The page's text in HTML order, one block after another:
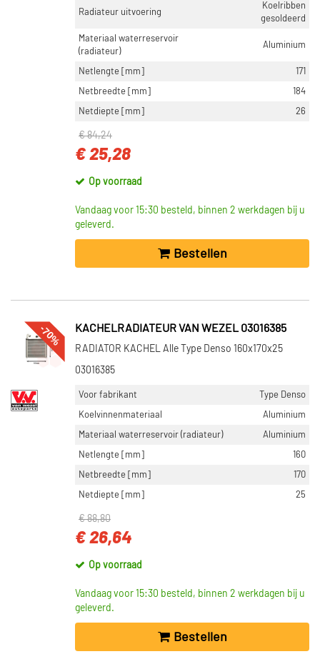
Standkachel (5)
NETLENGTE [MM]
NETBREEDTE [MM]
Toon meer
NETDIEPTE [MM]
42 (1052)
26 (775)
Op voorraad (1844)
Niet op voorraad (1675)
Radiateur uitvoering
Koelribben
gesoldeerd
Materiaal waterreservoir
(radiateur)
Aluminium
Netlengte [mm]
171
Netbreedte [mm]
184
Netdiepte [mm]
26
€ 84,24
€ 25,28
Op voorraad
Vandaag voor 15:30 besteld, binnen 2 werkdagen bij u
geleverd.
Bestellen
-70% KACHELRADIATEUR VAN WEZEL 03016385
RADIATOR KACHEL Alle Type Denso 160x170x25
03016385
Voor fabrikant
Type Denso
Koelvinnenmateriaal
Aluminium
Materiaal waterreservoir (radiateur)
Aluminium
Netlengte [mm]
160
Netbreedte [mm]
170
Netdiepte [mm]
25
€ 88,80
€ 26,64
Op voorraad
Vandaag voor 15:30 besteld, binnen 2 werkdagen bij u
geleverd.
Bestellen